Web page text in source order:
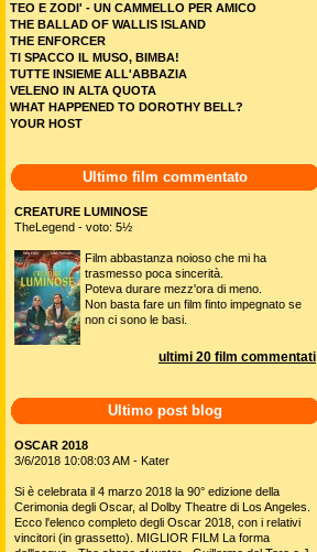
TEO E ZODI' - UN CAMMELLO PER AMICO
THE BALLAD OF WALLIS ISLAND
THE ENFORCER
TI SPACCO IL MUSO, BIMBA!
TUTTE INSIEME ALL'ABBAZIA
VELENO IN ALTA QUOTA
WHAT HAPPENED TO DOROTHY BELL?
YOUR HOST
Ultimo film commentato
CREATURE LUMINOSE
TheLegend - voto: 5½
Film abbastanza noioso che mi ha
trasmesso poca sincerità.
Poteva durare mezz'ora di meno.
Non basta fare un film finto impegnato se
non ci sono le basi.
ultimi 20 film commentati
Ultimo post blog
OSCAR 2018
3/6/2018 10:08:03 AM - Kater
Si è celebrata il 4 marzo 2018 la 90° edizione della
Cerimonia degli Oscar, al Dolby Theatre di Los Angeles.
Ecco l'elenco completo degli Oscar 2018, con i relativi
vincitori (in grassetto). MIGLIOR FILM La forma